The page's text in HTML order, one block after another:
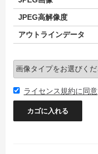
JPEG高解像度
アウトラインデータ
ライセンス規約に同意